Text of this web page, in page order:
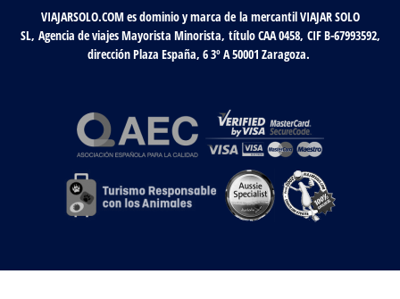
VIAJARSOLO.COM es dominio y marca de la mercantil VIAJAR SOLO
SL, Agencia de viajes Mayorista Minorista, título CAA 0458, CIF B-67993592,
dirección Plaza España, 6 3º A 50001 Zaragoza.